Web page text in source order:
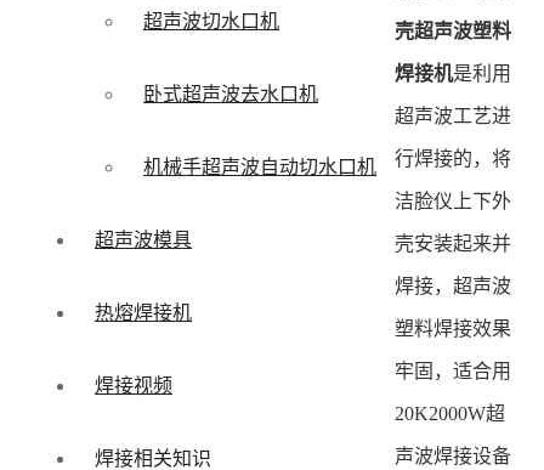
超声波切水口机
卧式超声波去水口机
机械手超声波自动切水口机
超声波模具
热熔焊接机
焊接视频
焊接相关知识
壳超声波塑料
焊接机是利用
超声波工艺进
行焊接的，将
洁脸仪上下外
壳安装起来并
焊接，超声波
塑料焊接效果
牢固，适合用
20K2000W超
声波焊接设备